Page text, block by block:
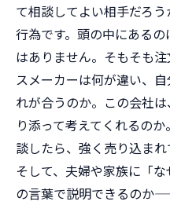
て相談してよい相手だろ
行為です。頭の中にある
はありません。そもそも
スメーカーは何が違い、
れが合うのか。この会社
り添って考えてくれるの
談したら、強く売り込まれ
そして、夫婦や家族に「
の言葉で説明できるのか